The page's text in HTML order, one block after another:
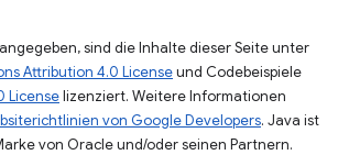
sind die Inhalte dieser Seite unter
Attribution 4.0 Licenseund Codebeispiele
Licenselizenziert. Weitere Informationen
von Google Developers. Java ist
von Oracle und/oder seinen Partnern.